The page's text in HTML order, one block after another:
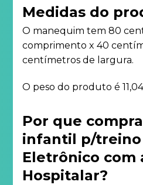
Medidas do
O manequim tem 80
comprimento x 40
centímetros de largura.
O peso do produto é
Por que
infantil p/treino
Eletrônico com
Hospitalar?